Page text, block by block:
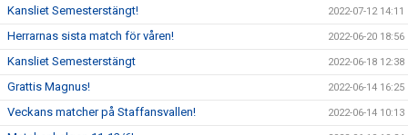
Kansliet Semesterstängt! 2022-07-12 14:11
Herrarnas sista match för våren! 2022-06-20 18:56
Kansliet Semesterstängt 2022-06-18 12:38
Grattis Magnus! 2022-06-14 16:25
Veckans matcher på Staffansvallen! 2022-06-14 10:13